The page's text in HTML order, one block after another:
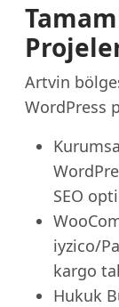
Artvin
WordPress
SEO
iyzico/
kargo
Hukuk